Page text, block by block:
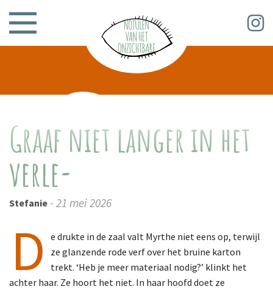
Graaf niet langer in het
verle-
Stefanie - 21 mei 2026
D
e drukte in de zaal valt Myrthe niet eens op, terwijl
ze glanzende rode verf over het bruine karton
trekt. ‘Heb je meer materiaal nodig?’ klinkt het
achter haar. Ze hoort het niet. In haar hoofd doet ze